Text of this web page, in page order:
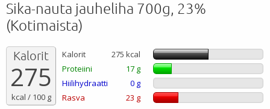
Sika-nauta jauheliha 700g, 23%
(Kotimaista)
Kalorit
275
kcal / 100 g
Kalorit
275 kcal
Proteiini
17 g
Hiilihydraatti
0 g
Rasva
23 g